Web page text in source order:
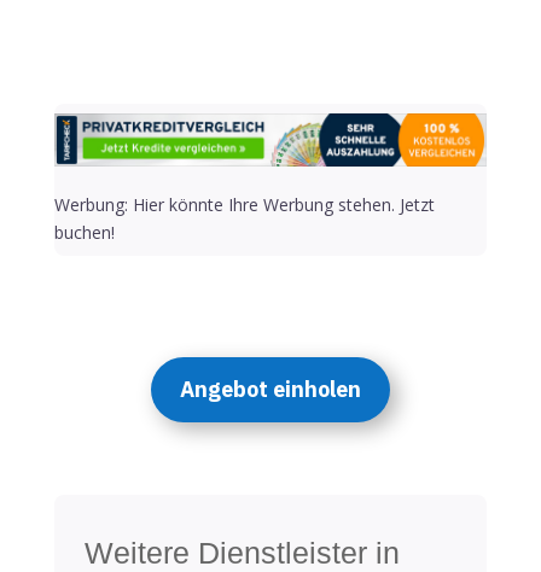
Werbung: Hier könnte Ihre Werbung stehen. Jetzt
buchen!
Angebot einholen
Weitere Dienstleister in